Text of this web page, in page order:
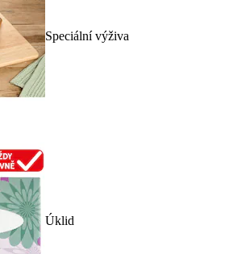
Speciální výživa
Úklid